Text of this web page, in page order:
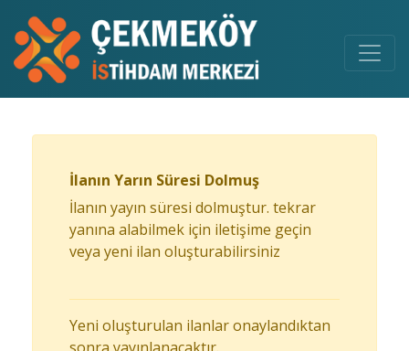
İlanın Yarın Süresi Dolmuş
İlanın yayın süresi dolmuştur. tekrar
yanına alabilmek için iletişime geçin
veya yeni ilan oluşturabilirsiniz
Yeni oluşturulan ilanlar onaylandıktan